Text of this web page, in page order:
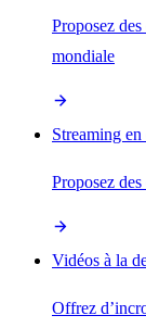
Proposez
mondiale
Streaming
Proposez
Vidéos à la
Offrez